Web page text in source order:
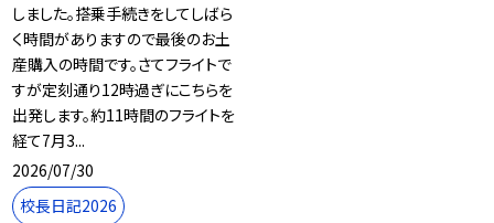
しました。搭乗手続きをしてしばら
く時間がありますので最後のお土
産購入の時間です。さてフライトで
すが定刻通り12時過ぎにこちらを
出発します。約11時間のフライトを
経て7月3...
2026/07/30
校長日記2026